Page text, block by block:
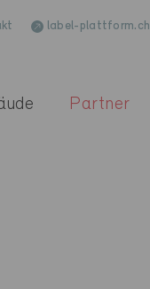
label-plattform.ch
Partner